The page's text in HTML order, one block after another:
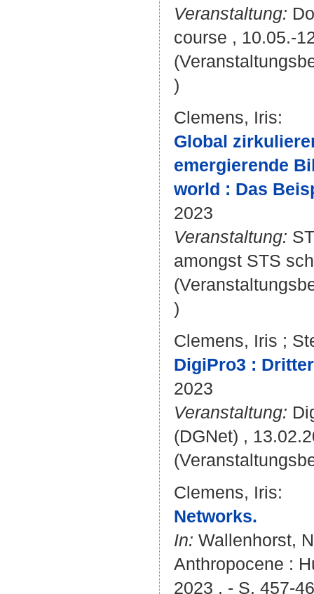
Veranstaltung:
course , 10.05.-
)
Clemens, Iris:
Global
emergierende
world : Das
2023
Veranstaltung:
amongst STS
)
Clemens, Iris ;
DigiPro3 :
2023
Veranstaltung:
(DGNet) ,
Clemens, Iris:
Networks.
In: Wallenhorst,
Anthropocene :
2023 . - S. 457-